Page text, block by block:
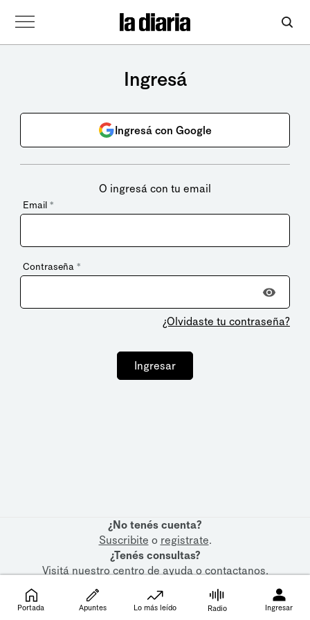
Ingresá
Ingresá con Google
O ingresá con tu email
Email *
Contraseña *
¿Olvidaste tu contraseña?
Ingresar
¿No tenés cuenta?
Suscribite o registrate.
¿Tenés consultas?
Visitá nuestrocentro de ayudaocontactanos.
Portada Apuntes Lo más leído Radio Ingresar